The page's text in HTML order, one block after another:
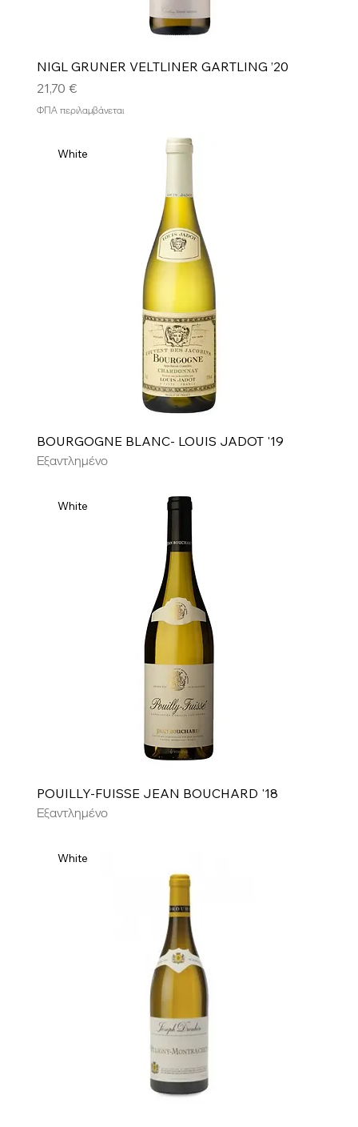
NIGL GRUNER VELTLINER GARTLING ’20
Τιμή
21,70 €
ΦΠΑ περιλαμβάνεται
White
BOURGOGNE BLANC- LOUIS JADOT '19
Εξαντλημένο
White
POUILLY-FUISSE JEAN BOUCHARD '18
Εξαντλημένο
White